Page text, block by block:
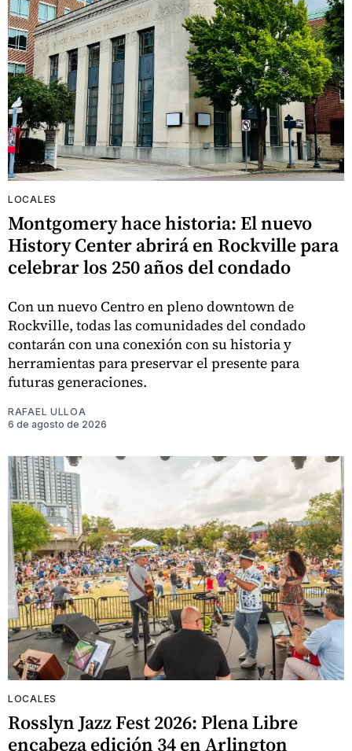
LOCALES
Montgomery hace historia: El nuevo
History Center abrirá en Rockville para
celebrar los 250 años del condado
Con un nuevo Centro en pleno downtown de
Rockville, todas las comunidades del condado
contarán con una conexión con su historia y
herramientas para preservar el presente para
futuras generaciones.
RAFAEL ULLOA
6 de agosto de 2026
LOCALES
Rosslyn Jazz Fest 2026: Plena Libre
encabeza edición 34 en Arlington